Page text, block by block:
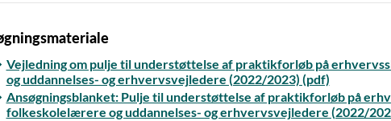
Vejledning om pulje til understøttelse af praktikforløb på
og uddannelses- og erhvervsvejledere (2022/2023) (pdf)
Ansøgningsblanket: Pulje til understøttelse af praktikforløb på
folkeskolelærere og uddannelses- og erhvervsvejledere (2022/